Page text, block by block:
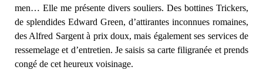
men… Elle me présente divers souliers. Des bottines Trickers,
de splendides Edward Green, d’attirantes inconnues romaines,
des Alfred Sargent à prix doux, mais également ses services de
ressemelage et d’entretien. Je saisis sa carte filigranée et prends
congé de cet heureux voisinage.